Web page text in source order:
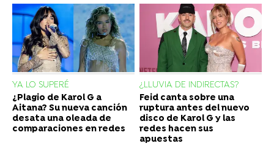
YA LO SUPERÉ
¿Plagio de Karol G a
Aitana? Su nueva canción
desata una oleada de
comparaciones en redes
¿LLUVIA DE INDIRECTAS?
Feid canta sobre una
ruptura antes del nuevo
disco de Karol G y las
redes hacen sus
apuestas